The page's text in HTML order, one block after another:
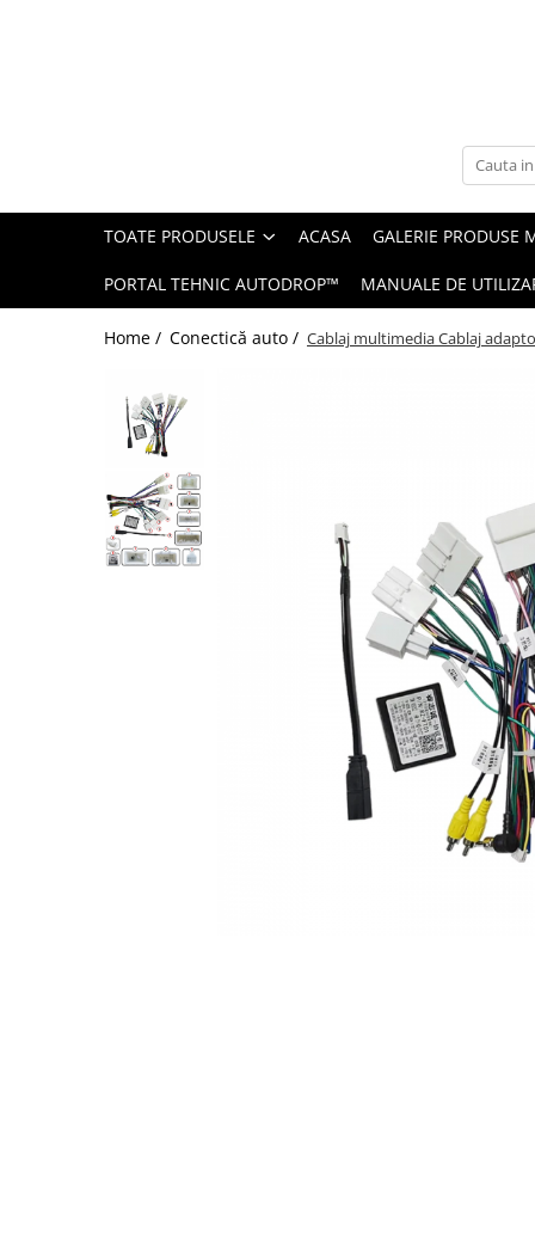
Mercedes Benz
TOATE PRODUSELE ACASA GALERIE PRODUSE
PORTAL TEHNIC AUTODROP™ MANUALE DE
Home / Conectică auto / Cablaj multimedia Cablaj